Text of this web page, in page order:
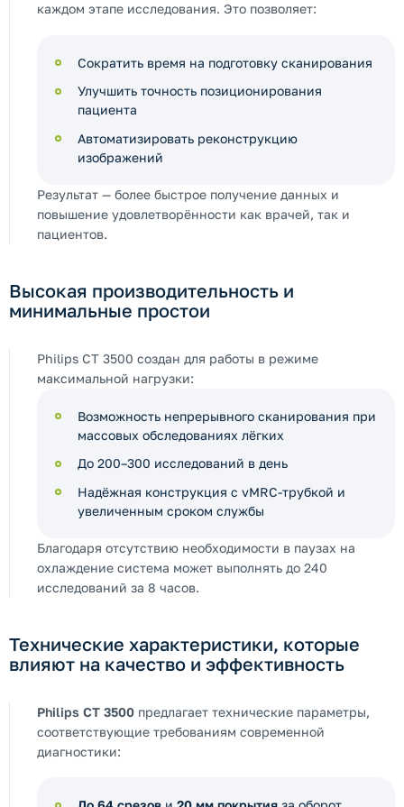
каждом этапе исследования. Это позволяет:
Сократить время на подготовку сканирования
Улучшить точность позиционирования
пациента
Автоматизировать реконструкцию
изображений
Результат — более быстрое получение данных и
повышение удовлетворённости как врачей, так и
пациентов.
Высокая производительность и
минимальные простои
Philips CT 3500 создан для работы в режиме
максимальной нагрузки:
Возможность непрерывного сканирования при
массовых обследованиях лёгких
До 200–300 исследований в день
Надёжная конструкция с vMRC-трубкой и
увеличенным сроком службы
Благодаря отсутствию необходимости в паузах на
охлаждение система может выполнять до 240
исследований за 8 часов.
Технические характеристики, которые
влияют на качество и эффективность
Philips CT 3500 предлагает технические параметры,
соответствующие требованиям современной
диагностики: